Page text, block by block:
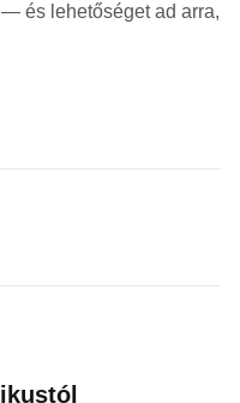
és lehetőséget ad arra,